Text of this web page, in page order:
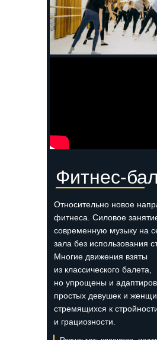
Относительно новое
фитнеса. Силовое
современную музыку на
зала без использования
Многие движения взяты
из классического балета,
но упрощены и
простых девушек и
стремящихся к
и грациозности.
Фитнес-